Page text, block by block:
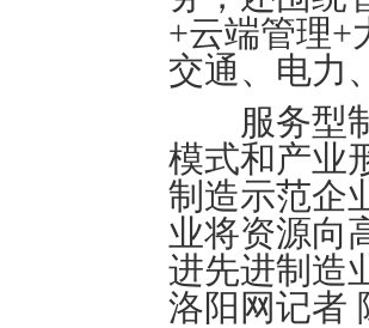
+云端管理+
交通、电力
服务型制
模式和产业
制造示范企
业将资源向
进先进制造
洛阳网记者